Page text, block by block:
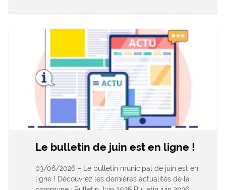
Le bulletin de juin est en ligne !
03/06/2026 – Le bulletin municipal de juin est en
ligne ! Découvrez les dernières actualités de la